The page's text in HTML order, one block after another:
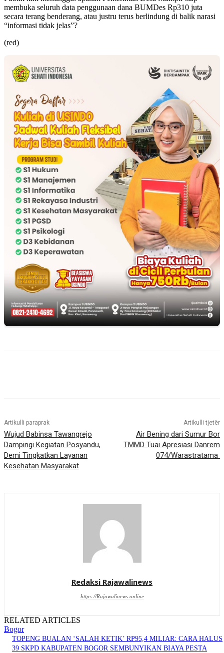
membuka seluruh data penggunaan dana BUMDes Rp310 juta
secara terang benderang, atau justru terus berlindung di balik narasi
“informasi tidak jelas”?
(red)
Artikulli paraprak
Wujud Babinsa Tawangrejo
Dampingi Kegiatan Posyandu,
Demi Tingkatkan Layanan
Kesehatan Masyarakat
Artikulli tjetër
Air Bening dari Sumur Bor
TMMD Tuai Apresiasi Danrem
074/Warastratama
Redaksi Rajawalinews
https://Rajawalinews.online
RELATED ARTICLES
Bogor
TOPENG BUALAN ‘SALAH KETIK’ RP95,4 MILIAR: CARA HALUS
39 SKPD KABUPATEN BOGOR SEMBUNYIKAN BIAYA PESTA